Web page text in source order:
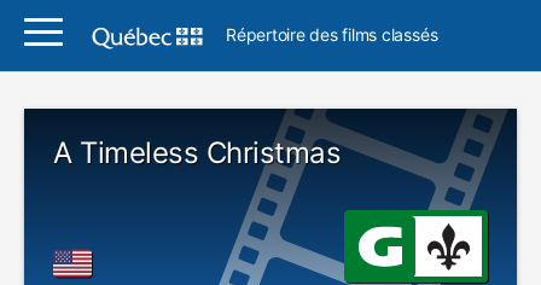
Répertoire des films classés
A Timeless Christmas